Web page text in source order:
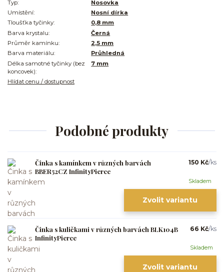
Typ:
Nosovka
Umístění:
Nosní dírka
Tloušťka tyčinky:
0,8 mm
Barva krystalu:
Černá
Průměr kamínku:
2,5 mm
Barva materiálu:
Průhledná
Délka samotné tyčinky (bez
koncovek):
7 mm
Hlídat cenu / dostupnost
Podobné produkty
Činka s kamínkem v různých barvách
BBER52CZ InfinityPierce
150 Kč/ks
Skladem
Zvolit variantu
Činka s kuličkami v různých barvách BLK104B
InfinityPierce
66 Kč/ks
Skladem
Zvolit variantu